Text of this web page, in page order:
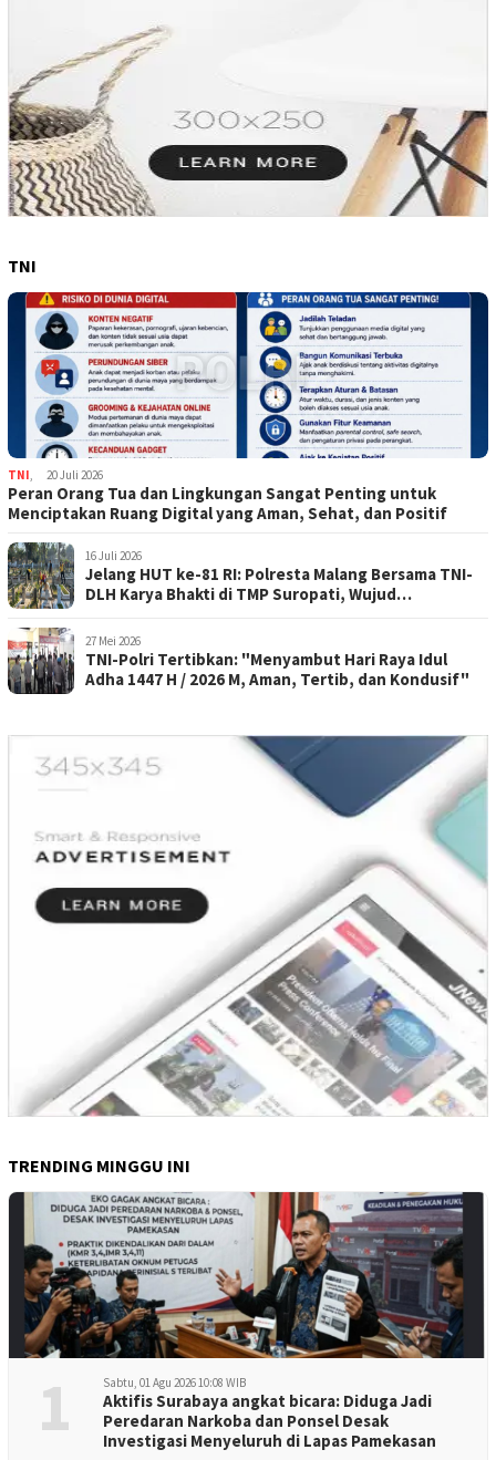
TNI
TNI, 20 Juli 2026
Peran Orang Tua dan Lingkungan Sangat Penting untuk
Menciptakan Ruang Digital yang Aman, Sehat, dan Positif
16 Juli 2026
Jelang HUT ke-81 RI: Polresta Malang Bersama TNI-
DLH Karya Bhakti di TMP Suropati, Wujud
27 Mei 2026
TNI-Polri Tertibkan: "Menyambut Hari Raya Idul
Adha 1447 H / 2026 M, Aman, Tertib, dan Kondusif"
TRENDING MINGGU INI
1 Sabtu, 01 Agu 2026 10:08 WIB
Aktifis Surabaya angkat bicara: Diduga Jadi
Peredaran Narkoba dan Ponsel Desak
Investigasi Menyeluruh di Lapas Pamekasan